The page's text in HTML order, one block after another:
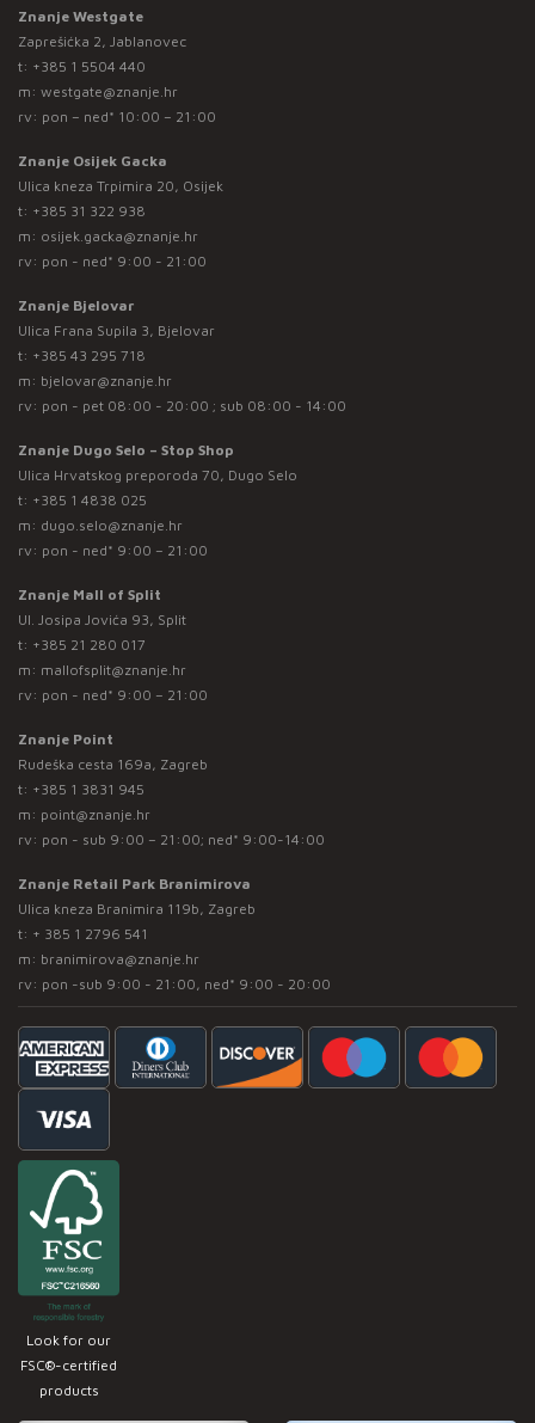
Znanje Westgate
Zaprešićka 2, Jablanovec
t: +385 1 5504 440
m: westgate@znanje.hr
rv: pon – ned* 10:00 – 21:00
Znanje Osijek Gacka
Ulica kneza Trpimira 20, Osijek
t: +385 31 322 938
m: osijek.gacka@znanje.hr
rv: pon - ned* 9:00 - 21:00
Znanje Bjelovar
Ulica Frana Supila 3, Bjelovar
t: +385 43 295 718
m: bjelovar@znanje.hr
rv: pon - pet 08:00 - 20:00 ; sub 08:00 - 14:00
Znanje Dugo Selo – Stop Shop
Ulica Hrvatskog preporoda 70, Dugo Selo
t: +385 1 4838 025
m: dugo.selo@znanje.hr
rv: pon - ned* 9:00 – 21:00
Znanje Mall of Split
Ul. Josipa Jovića 93, Split
t: +385 21 280 017
m: mallofsplit@znanje.hr
rv: pon - ned* 9:00 – 21:00
Znanje Point
Rudeška cesta 169a, Zagreb
t: +385 1 3831 945
m: point@znanje.hr
rv: pon - sub 9:00 – 21:00; ned* 9:00-14:00
Znanje Retail Park Branimirova
Ulica kneza Branimira 119b, Zagreb
t: + 385 1 2796 541
m: branimirova@znanje.hr
rv: pon -sub 9:00 - 21:00, ned* 9:00 - 20:00
Look for our
FSC®-certified
products